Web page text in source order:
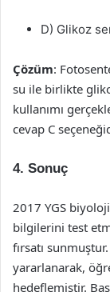
D) Glikoz
Çözüm:
su ile birlikte
kullanımı
cevap C
4. Sonuç
2017 YGS
bilgilerini test
fırsatı
yararlanarak,
hedeflemiştir.